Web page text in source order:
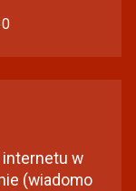
w
(wiadomo